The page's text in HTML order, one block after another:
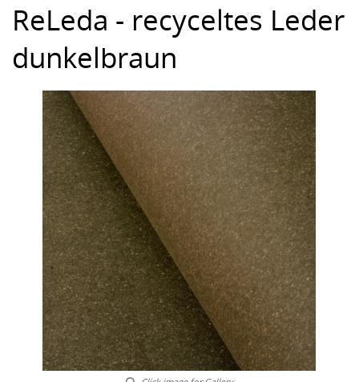
ReLeda - recyceltes Leder
dunkelbraun